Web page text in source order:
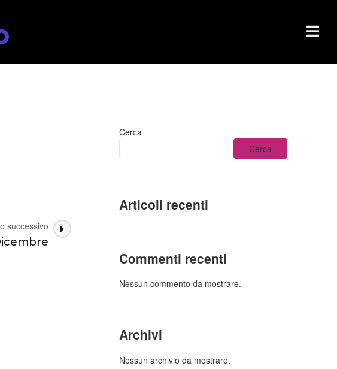
successivo
Cerca
Cerca
Articoli recenti
Commenti recenti
Nessun commento da mostrare.
Archivi
Nessun archivio da mostrare.